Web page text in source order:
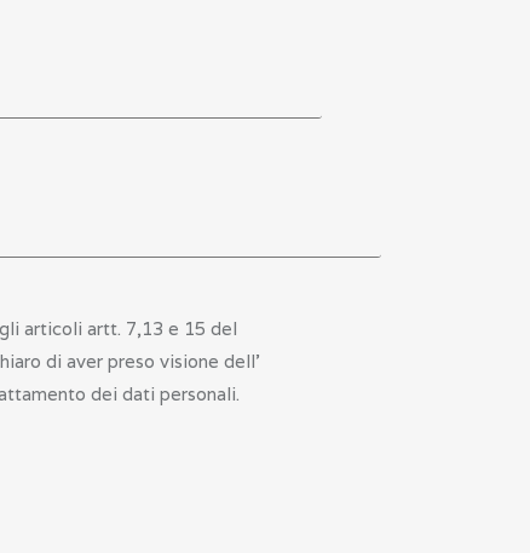
articoli artt. 7,13 e 15 del
di aver preso visione dell’
dei dati personali.